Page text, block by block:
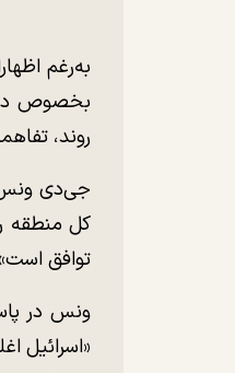
به‌رغم
بخصوص در
روند،
جی‌دی ونس
کل منطقه
توافق
ونس در
«اسرائیل